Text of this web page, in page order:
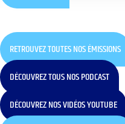
RETROUVEZ TOUTES NOS ÉMISSIONS
DÉCOUVREZ TOUS NOS PODCAST
DÉCOUVREZ NOS VIDÉOS YOUTUBE